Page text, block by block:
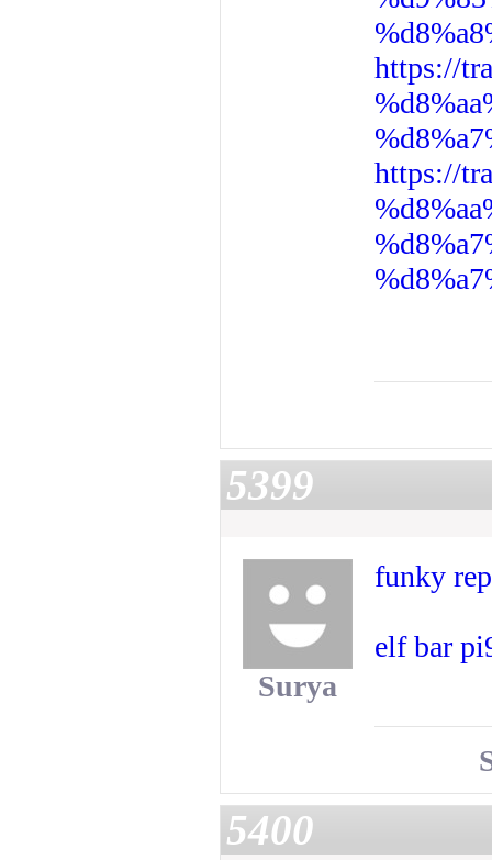
https://
https://
5399
Surya
funky
elf bar
5400